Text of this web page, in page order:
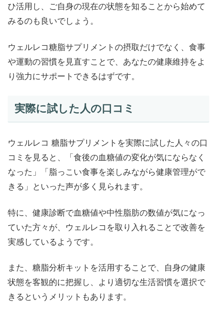
ひ活用し、ご自身の現在の状態を知ることから始めて
みるのも良いでしょう。
ウェルレコ糖脂サプリメントの摂取だけでなく、食事
や運動の習慣を見直すことで、あなたの健康維持をよ
り強力にサポートできるはずです。
実際に試した人の口コミ
ウェルレコ 糖脂サプリメントを実際に試した人々の口
コミを見ると、「食後の血糖値の変化が気にならなく
なった」「脂っこい食事を楽しみながら健康管理がで
きる」といった声が多く見られます。
特に、健康診断で血糖値や中性脂肪の数値が気になっ
ていた方々が、ウェルレコを取り入れることで改善を
実感しているようです。
また、糖脂分析キットを活用することで、自身の健康
状態を客観的に把握し、より適切な生活習慣を選択で
きるというメリットもあります。